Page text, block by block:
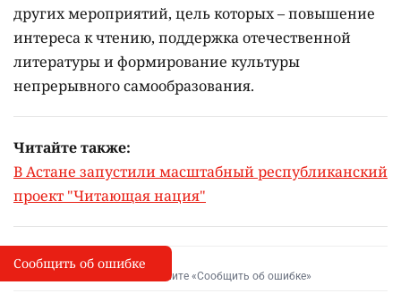
других мероприятий, цель которых –повышение
интереса к чтению, поддержка отечественной
литературы и формирование культуры
непрерывного самообразования.
Читайте также:
В Астане запустили масштабный республиканский
проект "Читающая нация"
I
Сообщить об опечатке
Выделите фрагмент и нажмите «Сообщить об ошибке»
Сообщить об ошибке